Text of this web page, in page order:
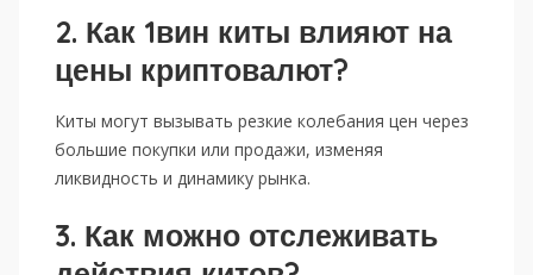
2. Как 1вин киты влияют на
цены криптовалют?
Киты могут вызывать резкие колебания цен через
большие покупки или продажи, изменяя
ликвидность и динамику рынка.
3. Как можно отслеживать